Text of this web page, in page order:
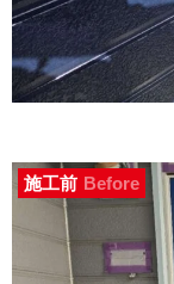
施工前 Before